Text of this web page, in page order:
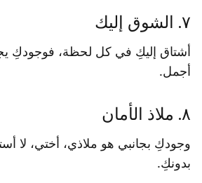
٧. الشوق إليك
أشتاق إليكِ في كل لحظة، فوجودكِ
أجمل.
٨. ملاذ الأمان
وجودكِ بجانبي هو ملاذي، أختي، لا
بدونكِ.